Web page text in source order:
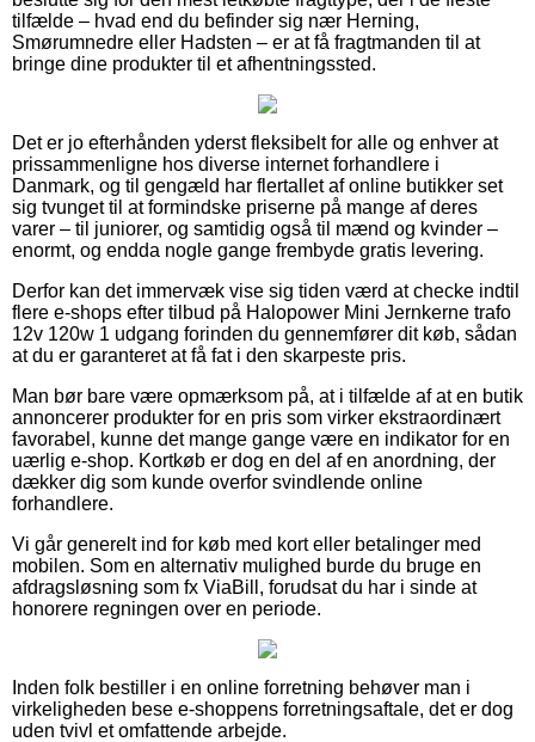
tilfælde – hvad end du befinder sig nær Herning,
Smørumnedre eller Hadsten – er at få fragtmanden til at
bringe dine produkter til et afhentningssted.
Det er jo efterhånden yderst fleksibelt for alle og enhver at
prissammenligne hos diverse internet forhandlere i
Danmark, og til gengæld har flertallet af online butikker set
sig tvunget til at formindske priserne på mange af deres
varer – til juniorer, og samtidig også til mænd og kvinder –
enormt, og endda nogle gange frembyde gratis levering.
Derfor kan det immervæk vise sig tiden værd at checke indtil
flere e-shops efter tilbud på Halopower Mini Jernkerne trafo
12v 120w 1 udgang forinden du gennemfører dit køb, sådan
at du er garanteret at få fat i den skarpeste pris.
Man bør bare være opmærksom på, at i tilfælde af at en butik
annoncerer produkter for en pris som virker ekstraordinært
favorabel, kunne det mange gange være en indikator for en
uærlig e-shop. Kortkøb er dog en del af en anordning, der
dækker dig som kunde overfor svindlende online
forhandlere.
Vi går generelt ind for køb med kort eller betalinger med
mobilen. Som en alternativ mulighed burde du bruge en
afdragsløsning som fx ViaBill, forudsat du har i sinde at
honorere regningen over en periode.
Inden folk bestiller i en online forretning behøver man i
virkeligheden bese e-shoppens forretningsaftale, det er dog
uden tvivl et omfattende arbejde.